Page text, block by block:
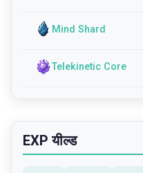
Mind Shard
Telekinetic Core
EXP यील्ड